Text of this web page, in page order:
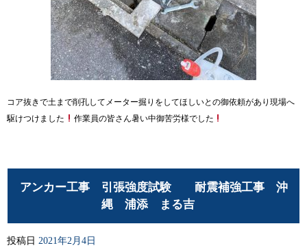
コア抜きで土まで削孔してメーター掘りをしてほしいとの御依頼があり現場へ
駆けつけました
作業員の皆さん暑い中御苦労様でした
アンカー工事 引張強度試験 耐震補強工事 沖
縄 浦添 まる吉
投稿日 2021年2月4日